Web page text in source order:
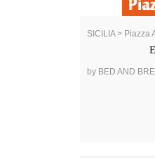
SICILIA > Piazza
by BED AND